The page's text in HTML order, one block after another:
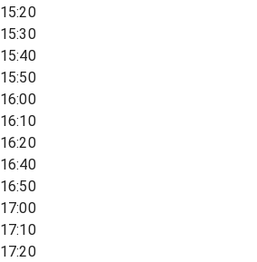
15:20
15:30
15:40
15:50
16:00
16:10
16:20
16:40
16:50
17:00
17:10
17:20